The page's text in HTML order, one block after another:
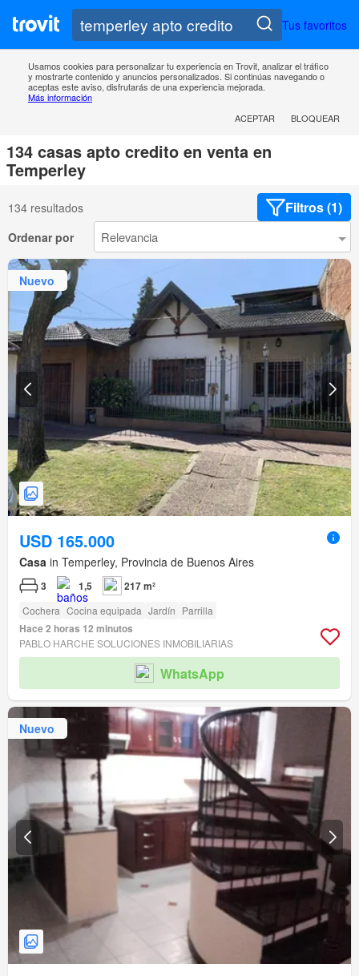
Tus favoritos
Usamos cookies para personalizar tu experiencia en Trovit, analizar el tráfico
y mostrarte contenido y anuncios personalizados. Si continúas navegando o
aceptas este aviso, disfrutarás de una experiencia mejorada.
Más información
ACEPTAR
BLOQUEAR
134 casas apto credito en venta en
Temperley
134 resultados Filtros (1)
Ordenar por
Nuevo
USD 165.000
Casa in Temperley, Provincia de Buenos Aires
3 1,5 217 m²
Cochera Cocina equipada Jardín Parrilla
Hace 2 horas 12 minutos
PABLO HARCHE SOLUCIONES INMOBILIARIAS
WhatsApp
Nuevo